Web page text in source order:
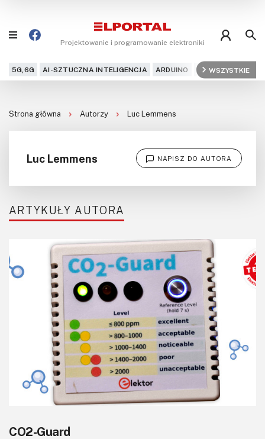
Projektowanie i programowanie elektroniki
5G,6G AI-SZTUCZNA INTELIGENCJA ARDUINO ARM AUDIO
WSZYSTKIE
Czytelnia
KITy AVT
Kontakt
Newsletter
Magazyny
Archiwum
Do pobrania
Strona główna Autorzy Luc Lemmens
Luc Lemmens NAPISZ DO AUTORA
ARTYKUŁY AUTORA
CO2-Guard